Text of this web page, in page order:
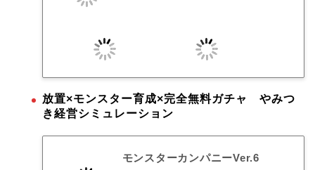
放置×モンスター育成×完全無料ガチャ やみつ
き経営シミュレーション
モンスターカンパニーVer.6